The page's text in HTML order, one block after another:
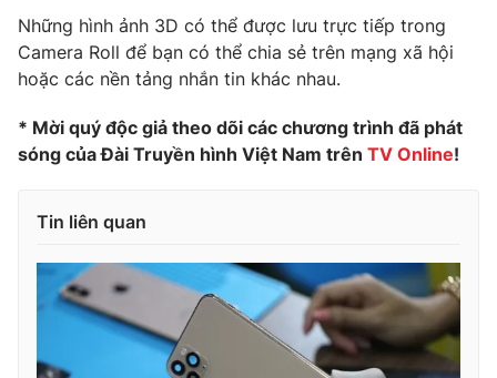
VTV Money VTV Thể thao
VTV9 VTV8
Liên hệ tòa soạn English
Những hình ảnh 3D có thể được lưu trực tiếp trong
Camera Roll để bạn có thể chia sẻ trên mạng xã hội
hoặc các nền tảng nhắn tin khác nhau.
* Mời quý độc giả theo dõi các chương trình đã phát
sóng của Đài Truyền hình Việt Nam trên TV Online!
Tin liên quan